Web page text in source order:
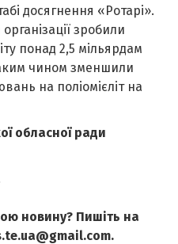
досягнення «Ротарі».
зробили
понад 2,5 мільярдам
чином зменшили
на поліомієліт на
обласної ради
новину? Пишіть на